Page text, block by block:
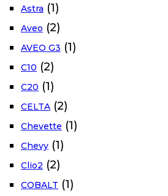
Astra (1)
Aveo (2)
AVEO G3 (1)
C10 (2)
C20 (1)
CELTA (2)
Chevette (1)
Chevy (1)
Clio2 (2)
COBALT (1)